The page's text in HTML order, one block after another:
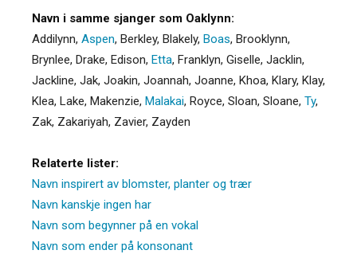
Navn i samme sjanger som Oaklynn:
Addilynn, Aspen, Berkley, Blakely, Boas, Brooklynn,
Brynlee, Drake, Edison, Etta, Franklyn, Giselle, Jacklin,
Jackline, Jak, Joakin, Joannah, Joanne, Khoa, Klary, Klay,
Klea, Lake, Makenzie, Malakai, Royce, Sloan, Sloane, Ty,
Zak, Zakariyah, Zavier, Zayden
Relaterte lister:
Navn inspirert av blomster, planter og trær
Navn kanskje ingen har
Navn som begynner på en vokal
Navn som ender på konsonant